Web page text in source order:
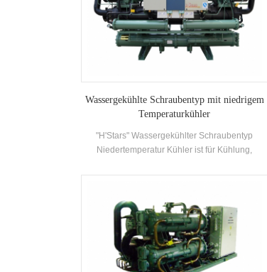
Wassergekühlte Schraubentyp mit niedrigem
Temperaturkühler
"H'Stars" Wassergekühlter Schraubentyp
Niedertemperatur Kühler ist für Kühlung,
erfordert ein komplettes Sortiment an Modellen,
Kühlleistung und Temperaturanforderungen
gerecht zu werden. Marke: H'Stars